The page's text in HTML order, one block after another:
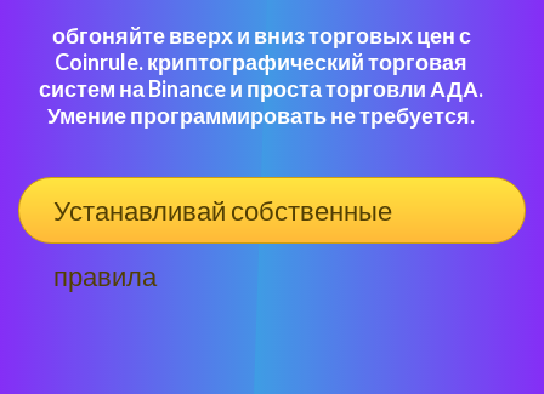
обгоняйте вверх и вниз торговых цен с
Coinrule. криптографический торговая
систем на Binance и проста торговли АДА.
Умение программировать не требуется.
Устанавливай собственные
правила